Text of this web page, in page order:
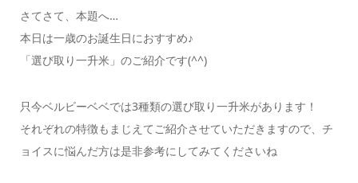
さてさて、本題へ…
本日は一歳のお誕生日におすすめ♪
「選び取り一升米」のご紹介です(^^)
只今ベルビーベベでは3種類の選び取り一升米があります！
それぞれの特徴もまじえてご紹介させていただきますので、チ
ョイスに悩んだ方は是非参考にしてみてくださいね